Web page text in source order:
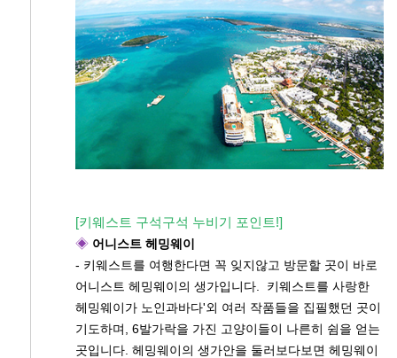
[키웨스트 구석구석 누비기 포인트!]
◈ 어니스트 헤밍웨이
- 키웨스트를 여행한다면 꼭 잊지않고 방문할 곳이 바로
어니스트 헤밍웨이의 생가입니다. 키웨스트를 사랑한
헤밍웨이가 노인과바다'외 여러 작품들을 집필했던 곳이
기도하며, 6발가락을 가진 고양이들이 나른히 쉼을 얻는
곳입니다. 헤밍웨이의 생가안을 둘러보다보면 헤밍웨이